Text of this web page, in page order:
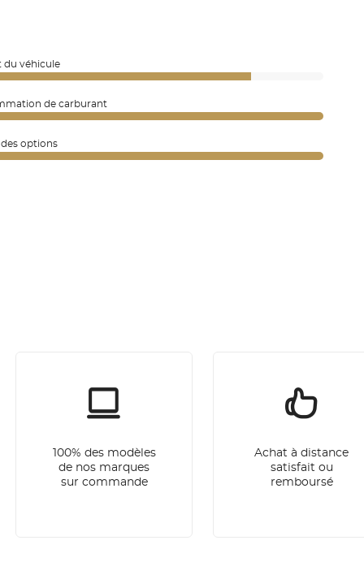
du véhicule
de carburant
options
100% des modèles
de nos marques
sur commande
Achat à distance
satisfait ou
remboursé